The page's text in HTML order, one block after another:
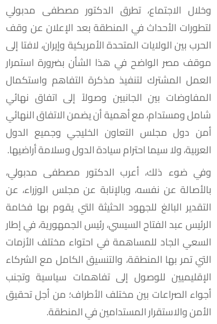
وخلال الاجتماع، تطرق الدكتور مصطفى مدبولي
لتطورات الأحداث في المنطقة بعد الإعلان عن وقف
الحرب بين الولايات المتحدة الأمريكية وإيران، لافتا إلى
موقف مصر الواضح في هذا الشأن بضرورة استمرار
العمل المشترك لتنفيذ مذكرة التفاهم واستكمال
المفاوضات بين الجانبين وصولاً إلى اتفاق نهائي
شامل ومستدام، مع أهمية أن يضمن الاتفاق النهائي
أمن دول مجلس التعاون الخليجي وجميع الدول
العربية، ولا سيما احترام سيادة الدول وسلامة أراضيها.
وفي ضوء ذلك، أعرب الدكتور مصطفى مدبولي،
بالأصالة عن نفسه، وبالإنابة عن مجلس الوزراء، عن
التقدير البالغ للجهود الحثيثة التي يقوم بها فخامة
الرئيس عبد الفتاح السيسي، رئيس الجمهورية، في إطار
السعي الجاد للمساهمة في احتواء مختلف الأزمات
التي تمر بها المنطقة، والتنسيق الكامل مع الشركاء
الإقليميين للوصول إلى تفاهمات سياسية وتجنب
أجواء الصراعات بين مختلف الأطراف؛ من أجل تحقيق
الأمن والاستقرار المستدامين في المنطقة.